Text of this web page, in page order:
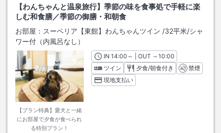
【わんちゃんと温泉旅行】季節の味を食事処で手軽に楽
しむ和食膳／季節の御膳・和朝食
お部屋： スーペリア【東館】わんちゃんツイン /32平米/シャ
ワー付（内風呂なし）
【プラン特典】愛犬と一緒
にお部屋で夕食が食べられ
る特別プラン！
INチェックイン
14:00 ～ | OUT チェックアウト
～10:00
ツイン
夕食/朝食付き
禁煙
現地支払い